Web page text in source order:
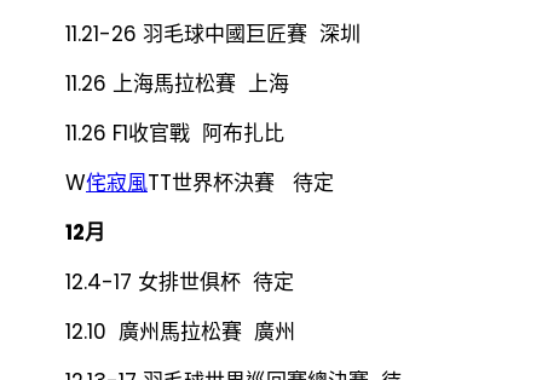
11.21-26 羽毛球中國巨匠賽 深圳
11.26 上海馬拉松賽 上海
11.26 F1收官戰 阿布扎比
W侘寂風TT世界杯決賽 待定
12月
12.4-17 女排世俱杯 待定
12.10 廣州馬拉松賽 廣州